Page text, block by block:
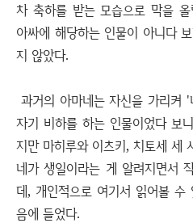
차 축하를 받는 모습으로 막을
아싸에 해당하는 인물이 아니다
지 않았다.
과거의 아마네는 자신을 가리켜
자기 비하를 하는 인물이었다 보
지만 마히루와 이츠키, 치토세 세
네가 생일이라는 게 알려지면서
데, 개인적으로 여기서 읽어볼
음에 들었다.